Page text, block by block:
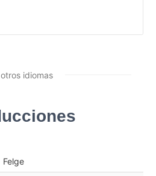
otros idiomas
Felge